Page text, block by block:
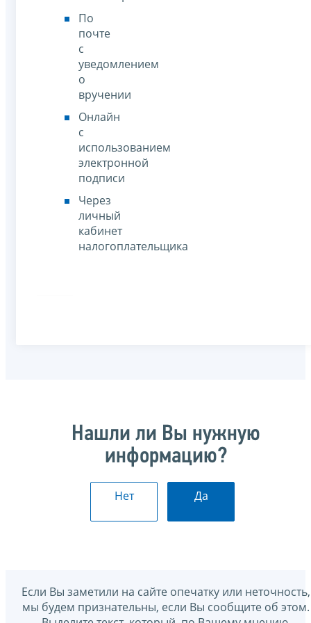
По
почте
с
уведомлением
о
вручении
Онлайн
с
использованием
электронной
подписи
Через
личный
кабинет
налогоплательщика
Нашли ли Вы нужную
информацию?
Нет Да
Если Вы заметили на сайте опечатку или неточность,
мы будем признательны, если Вы сообщите об этом.